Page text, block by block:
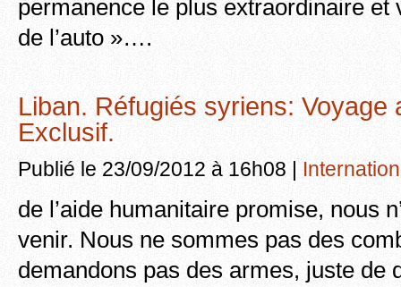
permanence le plus extraordinaire et
de l’auto »….
Liban. Réfugiés syriens: Voyage
Exclusif.
Publié le 23/09/2012 à 16h08 |
de l’aide humanitaire promise, nous
venir. Nous ne sommes pas des
demandons pas des armes, juste de